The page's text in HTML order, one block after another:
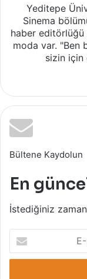
Yeditepe
Sinema
haber editörlüğü
moda var. "Ben
sizin için
Bültene Kaydolun
En
İstediğiniz
E-
Posta
adresinizi